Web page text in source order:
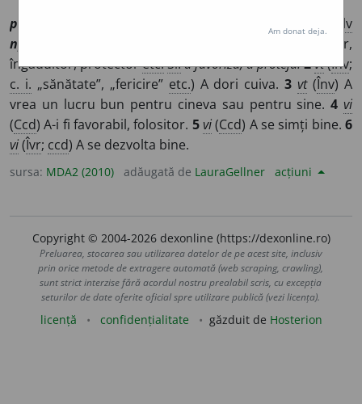
pri
slv
прѣльстити
) A(-i) fi binevoitor,
îngăduitor, protectoretc.Si:a favoriza, a proteja.2vt(Înv;
c. i. „sănătate”, „fericire” etc.) A dori cuiva.3 vt(Înv) A
vrea un lucru bun pentru cineva sau pentru sine.4 vi
(Ccd) A-i fi favorabil, folositor. 5vi(Ccd) A se simți bine.6
vi(Îvr; ccd) A se dezvolta bine.
sursa: MDA2 (2010) adăugată de LauraGellner acțiuni
Copyright © 2004-2026 dexonline (https://dexonline.ro)
Preluarea, stocarea sau utilizarea datelor de pe acest site, inclusiv
prin orice metode de extragere automată (web scraping, crawling),
sunt strict interzise fără acordul nostru prealabil scris, cu excepția
seturilor de date oferite oficial spre utilizare publică (vezi licența).
licență confidențialitate găzduit de Hosterion
Am donat deja.